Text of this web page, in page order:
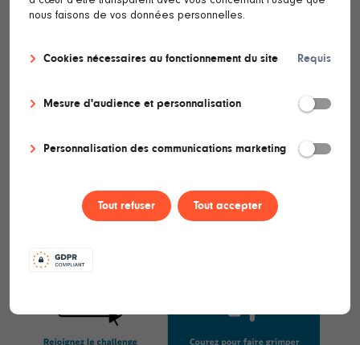
nous faisons de vos données personnelles.
Cookies nécessaires au fonctionnement du site Requis
Mesure d'audience et personnalisation
Personnalisation des communications marketing
Tout refuser Tout accepter